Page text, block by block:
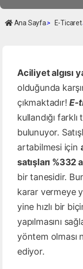
Ana Sayfa> E-Ticaret
Aciliyet algısı
olduğunda
çıkmaktadır!E-
kullandığı
bulunuyor.
artabilmesi için
satışları %332
bir tanesidir.
karar vermeye
yine hızlı bir
yapılmasını
yöntem olması
ediyor.